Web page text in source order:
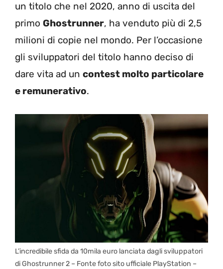
un titolo che nel 2020, anno di uscita del
primo Ghostrunner, ha venduto più di 2,5
milioni di copie nel mondo. Per l’occasione
gli sviluppatori del titolo hanno deciso di
dare vita ad un contest molto particolare
e remunerativo.
L’incredibile sfida da 10mila euro lanciata dagli sviluppatori
di Ghostrunner 2 – Fonte foto sito ufficiale PlayStation –